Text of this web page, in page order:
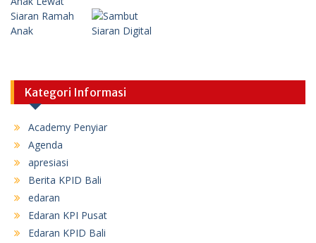
Kategori Informasi
Academy Penyiar
Agenda
apresiasi
Berita KPID Bali
edaran
Edaran KPI Pusat
Edaran KPID Bali